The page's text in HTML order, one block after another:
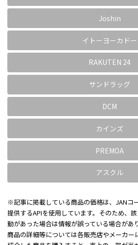
Joshin
イトーヨーカドー
RAKUTEN 24
サンドラッグ
DCM
カインズ
PREMOA
アスクル
※記事に掲載している商品の価格は、JANコ
提供するAPIを使用しています。そのため、
動があった場合は情報が誤っている場合があ
商品の詳細等については各販売店やメーカー